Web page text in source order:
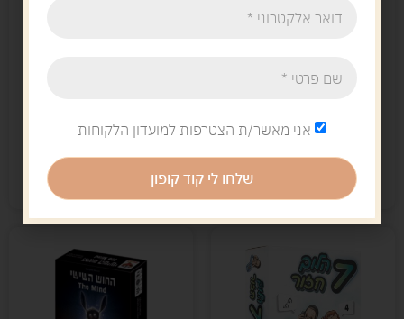
קסם של צבע
אני מאשר/ת הצטרפות למועדון הלקוחות
שלחו לי קוד קופון